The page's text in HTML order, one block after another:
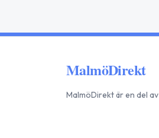
MalmöDirekt
MalmöDirektär en del av